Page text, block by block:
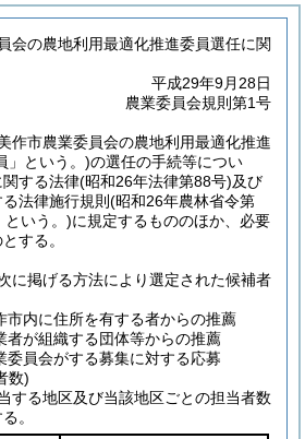
会の農地利用最適化推進委員選任に関
平成29年9月28日
農業委員会規則第1号
作市農業委員会の農地利用最適化推進
」という。)の選任の手続等につい
する法律(昭和26年法律第88号)及び
法律施行規則 (昭和26年農林省令第
という。)に規定するもののほか、必要
する。
に掲げる方法により選定された候補者
内に住所を有する者からの推薦
が組織する団体等からの推薦
員会がする募集に対する応募
数)
する地区及び当該地区ごとの担当者数
。